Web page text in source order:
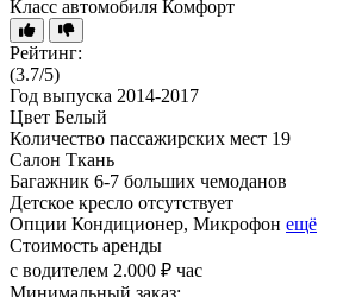
Класс автомобиля Комфорт
Рейтинг:
(3.7/5)
Год выпуска 2014-2017
Цвет Белый
Количество пассажирских мест 19
Салон Ткань
Багажник 6-7 больших чемоданов
Детское кресло отсутствует
Опции Кондиционер, Микрофон ещё
Стоимость аренды
с водителем 2.000 ₽ час